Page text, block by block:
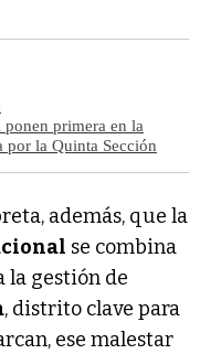
primera en la
por la Quinta Sección
además, que la
se combina
la gestión de
, distrito clave para
ese malestar